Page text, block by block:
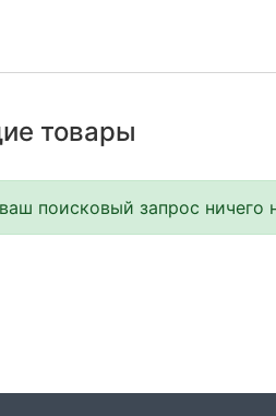
товары
поисковый запрос ничего